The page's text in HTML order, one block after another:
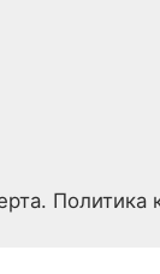
Политика